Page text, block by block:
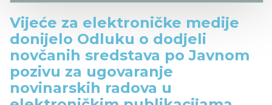
Vijeće za elektroničke medije
donijelo Odluku o dodjeli
novčanih sredstava po Javnom
pozivu za ugovaranje
novinarskih radova u